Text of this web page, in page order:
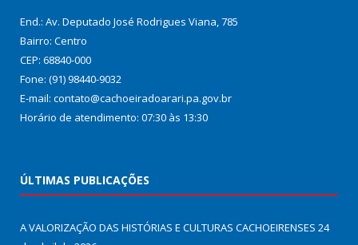
End.: Av. Deputado José Rodrigues Viana, 785
Bairro: Centro
CEP: 68840-000
Fone: (91) 98440-9032
E-mail: contato@cachoeiradoarari.pa.gov.br
Horário de atendimento: 07:30 às 13:30
ÚLTIMAS PUBLICAÇÕES
A VALORIZAÇÃO DAS HISTÓRIAS E CULTURAS CACHOEIRENSES 24